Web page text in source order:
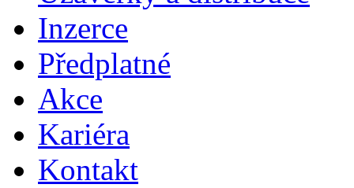
Inzerce
Předplatné
Akce
Kariéra
Kontakt